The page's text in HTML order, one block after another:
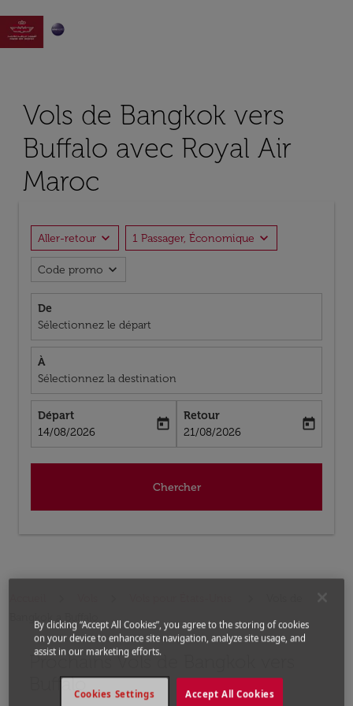

Vols de Bangkok vers
Buffalo avec Royal Air
Maroc
Aller-retour expand_more 1 Passager, Économique expand_more
Code promo expand_more
De
Sélectionnez le départ
À
Sélectionnez la destination
Départ
fc-booking-departure-date-aria-label
14/08/2026
today
Retour
fc-booking-return-date-aria-label
21/08/2026
today
Chercher
Bangkok a Buffalo
Prochains Vols de Bangkok vers
Buffalo
Aucun tarif trouvé pour les options populaires
By clicking “Accept All Cookies”, you agree to the storing of cookies
on your device to enhance site navigation, analyze site usage, and
assist in our marketing efforts.
Accept All Cookies
Cookies Settings